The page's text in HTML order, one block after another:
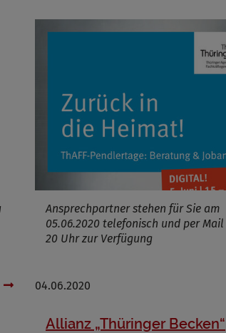
Ansprechpartner stehen für Sie am
05.06.2020 telefonisch und per Mail
20 Uhr zur Verfügung
04.06.2020
Allianz „Thüringer Becken“
Infos schließen